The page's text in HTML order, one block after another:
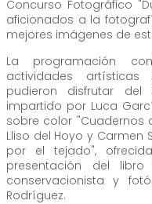
Concurso Fotográfico
aficionados a la
mejores imágenes de
La programación
actividades artísticas
pudieron disfrutar del
impartido por Luca
sobre color "Cuadernos
Lliso del Hoyo y Carmen
por el tejado",
presentación del
conservacionista y
Rodríguez.